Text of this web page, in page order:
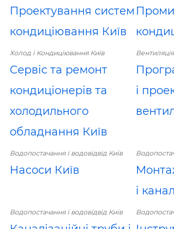
Проектування систем
кондиціювання Київ
Холод і Кондиціювання Київ
Сервіс та ремонт
кондиціонерів та
холодильного
обладнання Київ
і
Водопостачання і водовідвід Київ
Насоси Київ
і
Водопостачання і водовідвід Київ